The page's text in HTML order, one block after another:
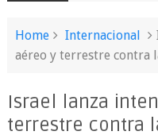
Home Internacional
aéreo y terrestre contra
Israel lanza
terrestre contra